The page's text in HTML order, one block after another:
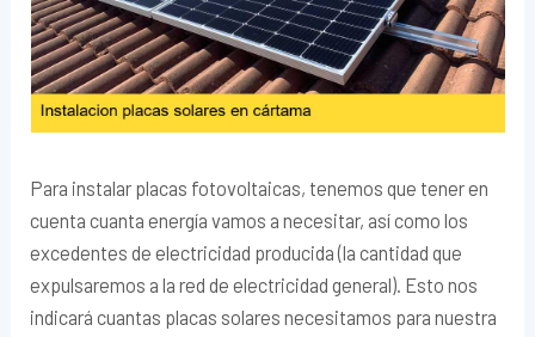
Para instalar placas fotovoltaicas, tenemos que tener en
cuenta cuanta energía vamos a necesitar, así como los
excedentes de electricidad producida (la cantidad que
expulsaremos a la red de electricidad general). Esto nos
indicará cuantas placas solares necesitamos para nuestra